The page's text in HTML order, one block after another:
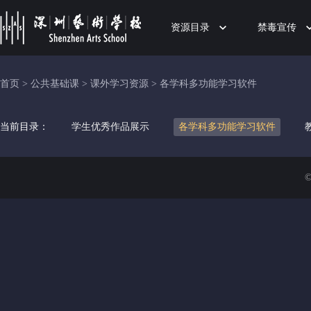
资源目录 禁毒宣传
首页 > 公共基础课 > 课外学习资源 > 各学科多功能学习软件
当前目录： 学生优秀作品展示 各学科多功能学习软件